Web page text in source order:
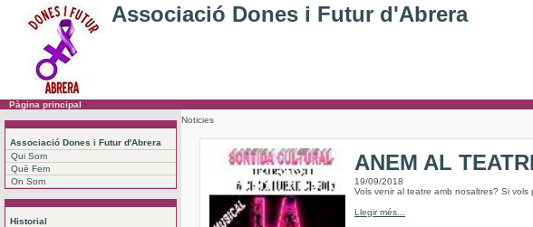
Associació Dones i Futur d'Abrera
Pàgina principal
Associació Dones i Futur d'Abrera
Qui Som
Què Fem
On Som
Historial
Noticies
ANEM AL
19/09/2018
Vols venir al teatre amb nosaltres? Si
Llegir més...